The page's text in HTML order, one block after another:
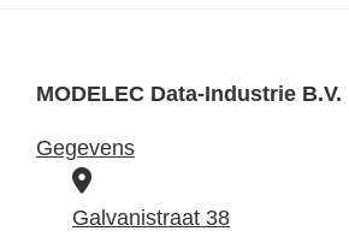
MODELEC Data-Industrie B.V.
Gegevens
B
e
Galvanistraat 38